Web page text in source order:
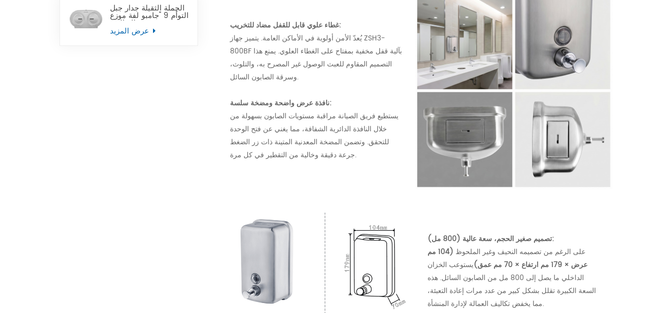
الجملة الثقيلة جدار جبل
التوأم 9 "جامبو لفة موزع
ورق التواليت
غطاء علوي قابل للقفل مضاد للتخريب:
يُعدّ الأمن أولوية في الأماكن العامة. يتميز جهاز ZSH3-
800BF بآلية قفل مخفية بمفتاح على الغطاء العلوي. يمنع هذا
التصميم المقاوم للعبث الوصول غير المصرح به، والتلوث،
وسرقة الصابون السائل.
نافذة عرض واضحة ومضخة سلسة:
يستطيع فريق الصيانة مراقبة مستويات الصابون بسهولة من
خلال النافذة الدائرية الشفافة، مما يغني عن فتح الوحدة
للتحقق. وتضمن المضخة المعدنية المتينة ذات زر الضغط
جرعة دقيقة وخالية من التقطير في كل مرة.
تصميم صغير الحجم، سعة عالية (800 مل):
على الرغم من تصميمه النحيف وغير الملحوظ
(104 مم
عرض × 179 مم ارتفاع × 70 مم عمق)
يستوعب الخزان
الداخلي ما يصل إلى 800 مل من الصابون السائل. هذه
السعة الكبيرة تقلل بشكل كبير من عدد مرات إعادة التعبئة،
مما يخفض تكاليف العمالة لإدارة المنشأة.